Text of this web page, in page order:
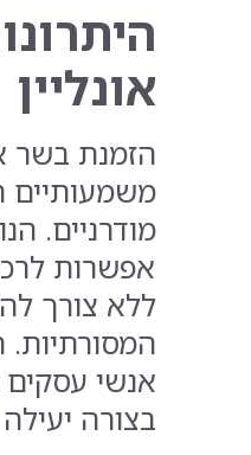
אונליין
הזמנת בשר
משמעותיים
מודרניים.
אפשרות
ללא צורך
אנשי
בצורה